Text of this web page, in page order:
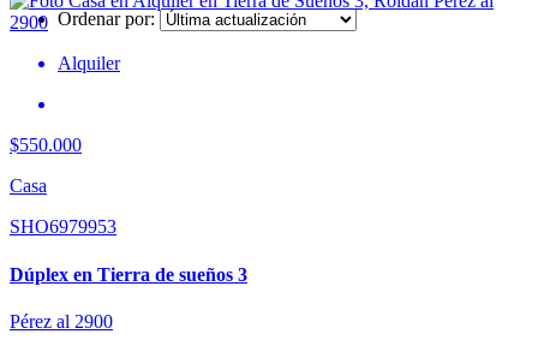
Ordenar por:
Alquiler
$550.000
Casa
SHO6979953
Dúplex en Tierra de sueños 3
Pérez al 2900